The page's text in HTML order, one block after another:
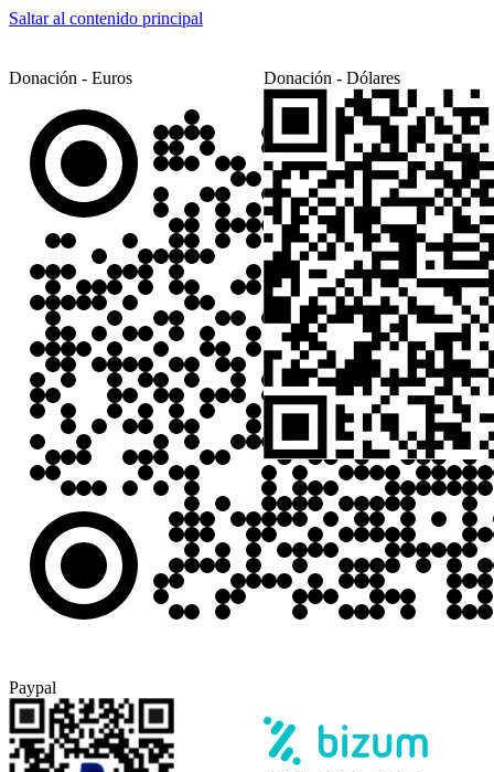
Saltar al contenido principal
Donación - Euros Donación - Dólares
Paypal